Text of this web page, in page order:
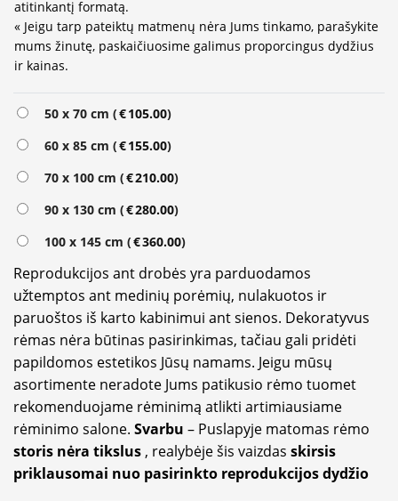
atitinkantį formatą.
« Jeigu tarp pateiktų matmenų nėra Jums tinkamo, parašykite
mums žinutę, paskaičiuosime galimus proporcingus dydžius
ir kainas.
50 x 70 cm (€105.00)
60 x 85 cm (€155.00)
70 x 100 cm (€210.00)
90 x 130 cm (€280.00)
100 x 145 cm (€360.00)
Reprodukcijos ant drobės yra parduodamos
užtemptos ant medinių porėmių, nulakuotos ir
paruoštos iš karto kabinimui ant sienos. Dekoratyvus
rėmas nėra būtinas pasirinkimas, tačiau gali pridėti
papildomos estetikos Jūsų namams. Jeigu mūsų
asortimente neradote Jums patikusio rėmo tuomet
rekomenduojame rėminimą atlikti artimiausiame
rėminimo salone. Svarbu – Puslapyje matomas rėmo
storis nėra tikslus, realybėje šis vaizdas skirsis
priklausomai nuo pasirinkto reprodukcijos dydžio
Alternative: